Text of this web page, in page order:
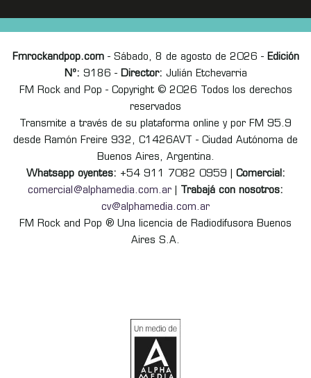
Fmrockandpop.com- Sábado, 8 de agosto de 2026 - Edición
Nº: 9186 - Director: Julián Etchevarria
FM Rock and Pop - Copyright © 2026 Todos los derechos
reservados
Transmite a través de su plataforma online y por FM 95.9
desde Ramón Freire 932, C1426AVT - Ciudad Autónoma de
Buenos Aires, Argentina.
Whatsapp oyentes: +54 911 7082 0959 | Comercial:
comercial@alphamedia.com.ar
Trabajá con nosotros:
cv@alphamedia.com.ar
FM Rock and Pop ® Una licencia de Radiodifusora Buenos
Aires S.A.